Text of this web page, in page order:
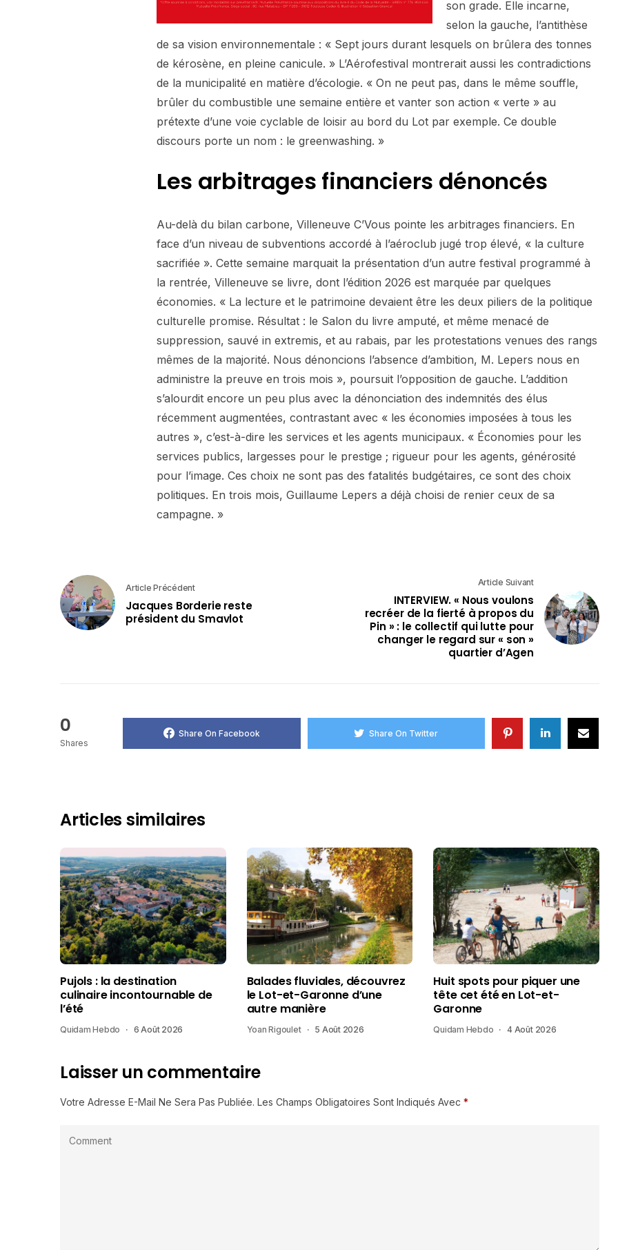
son grade. Elle incarne,
selon la gauche, l’antithèse
de sa vision environnementale : « Sept jours durant lesquels on brûlera des tonnes
de kérosène, en pleine canicule. » L’Aérofestival montrerait aussi les contradictions
de la municipalité en matière d’écologie. « On ne peut pas, dans le même souffle,
brûler du combustible une semaine entière et vanter son action « verte » au
prétexte d’une voie cyclable de loisir au bord du Lot par exemple. Ce double
discours porte un nom : le greenwashing. »
Les arbitrages financiers dénoncés
Au-delà du bilan carbone, Villeneuve C’Vous pointe les arbitrages financiers. En
face d’un niveau de subventions accordé à l’aéroclub jugé trop élevé, « la culture
sacrifiée ». Cette semaine marquait la présentation d’un autre festival programmé à
la rentrée, Villeneuve se livre, dont l’édition 2026 est marquée par quelques
économies. « La lecture et le patrimoine devaient être les deux piliers de la politique
culturelle promise. Résultat : le Salon du livre amputé, et même menacé de
suppression, sauvé in extremis, et au rabais, par les protestations venues des rangs
mêmes de la majorité. Nous dénoncions l’absence d’ambition, M. Lepers nous en
administre la preuve en trois mois », poursuit l’opposition de gauche. L’addition
s’alourdit encore un peu plus avec la dénonciation des indemnités des élus
récemment augmentées, contrastant avec « les économies imposées à tous les
autres », c’est-à-dire les services et les agents municipaux. « Économies pour les
services publics, largesses pour le prestige ; rigueur pour les agents, générosité
pour l’image. Ces choix ne sont pas des fatalités budgétaires, ce sont des choix
politiques. En trois mois, Guillaume Lepers a déjà choisi de renier ceux de sa
campagne. »
Article Précédent
Jacques Borderie reste
président du Smavlot
Article Suivant
INTERVIEW. « Nous voulons
recréer de la fierté à propos du
Pin » : le collectif qui lutte pour
changer le regard sur « son »
quartier d’Agen
0
Shares
Share On Facebook Share On Twitter
Articles similaires
Pujols : la destination
culinaire incontournable de
l’été
Quidam Hebdo 6 Août 2026
Balades fluviales, découvrez
le Lot-et-Garonne d’une
autre manière
Yoan Rigoulet 5 Août 2026
Huit spots pour piquer une
tête cet été en Lot-et-
Garonne
Quidam Hebdo 4 Août 2026
Laisser un commentaire
Votre Adresse E-Mail Ne Sera Pas Publiée. Les Champs Obligatoires Sont Indiqués Avec *